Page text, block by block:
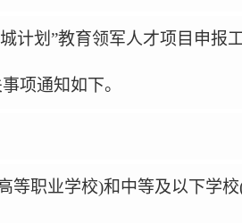
计划 ”教育领军人才项目申报
项通知如下。
等职业学校)和中等及以下学校